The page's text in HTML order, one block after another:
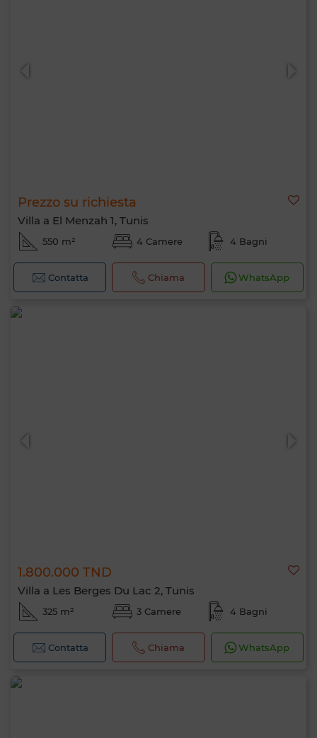
Prezzo su richiesta
Villa a El Menzah 1, Tunis
550 m² 4 Camere 4 Bagni
Contatta Chiama WhatsApp
1.800.000 TND
Villa a Les Berges Du Lac 2, Tunis
325 m² 3 Camere 4 Bagni
Contatta Chiama WhatsApp